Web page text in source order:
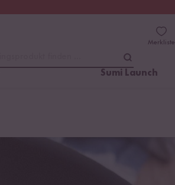
Merkliste
Sumi Launch